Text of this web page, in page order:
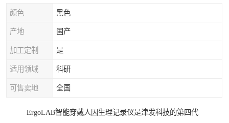
颜色 黑色
产地 国产
加工定制 是
适用领域 科研
可售卖地 全国
ErgoLAB智能穿戴人因生理记录仪是津发科技的第四代